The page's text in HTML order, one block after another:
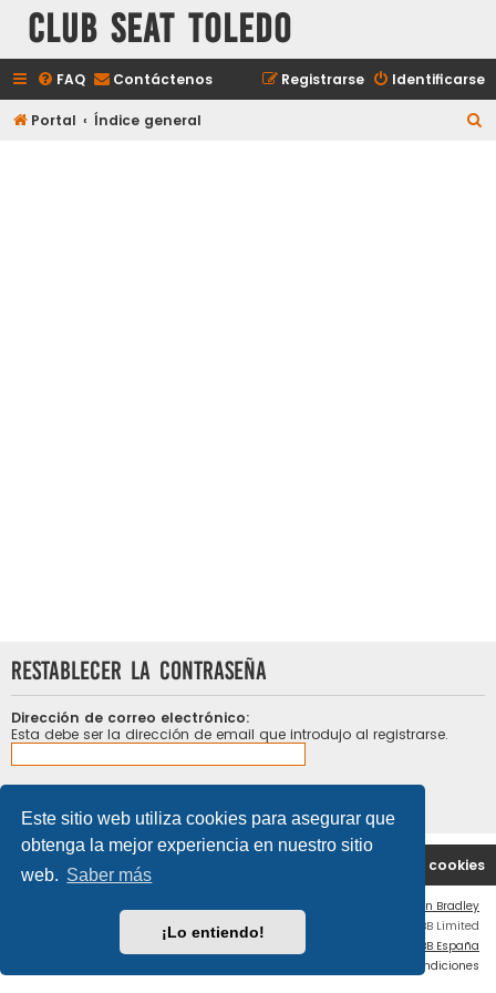
Este sitio web utiliza cookies para asegurar que
obtenga la mejor experiencia en nuestro sitio
web. Saber más
¡Lo entiendo!
Club Seat Toledo
FAQ Contáctenos Identificarse
Registrarse
Portal Índice general
Restablecer la contraseña
Dirección de correo electrónico:
Esta debe ser la dirección de email que introdujo al registrarse.
Portal Índice general Borrar cookies
Ian Bradley
Desarrollado porphpBB
® Forum Software © phpBB Limited
Traducción al español por
phpBB España
Condiciones